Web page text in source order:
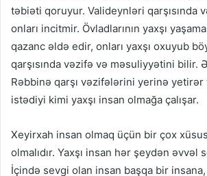
təbiəti qoruyur. Valideynləri qarşısında
onları incitmir. Övladlarının yaxşı
qazanc əldə edir, onları yaxşı oxuyub
qarşısında vəzifə və məsuliyyətini bilir.
Rəbbinə qarşı vəzifələrini yerinə yetirər
istədiyi kimi yaxşı insan olmağa çalışar.
Xeyirxah insan olmaq üçün bir çox
olmalıdır. Yaxşı insan hər şeydən əvvəl
İçində sevgi olan insan başqa bir